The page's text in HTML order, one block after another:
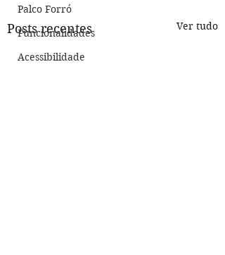
Palco Forró
Funcionalidades
Acessibilidade
Posts recentes Ver tudo